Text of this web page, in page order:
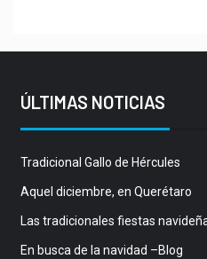
ÚLTIMAS NOTICIAS
Tradicional Gallo de Hércules
Aquel diciembre, en Querétaro
Las tradicionales fiestas
En busca de la navidad –Blog